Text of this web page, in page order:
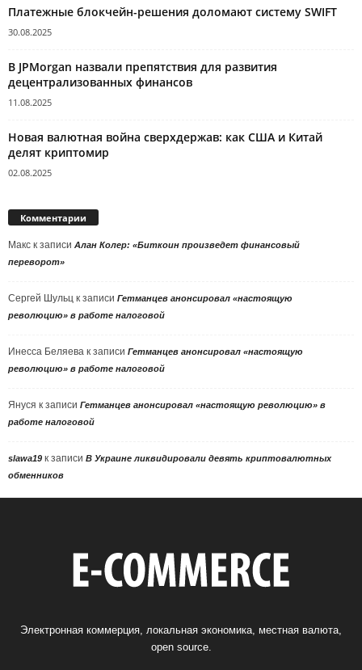
Платежные блокчейн-решения доломают систему SWIFT
30.08.2025
В JPMorgan назвали препятствия для развития
децентрализованных финансов
11.08.2025
Новая валютная война сверхдержав: как США и Китай
делят криптомир
02.08.2025
Комментарии
Макс к записи Алан Колер: «Биткоин произведет финансовый
переворот»
Сергей Шульц к записи Гетманцев анонсировал «настоящую
революцию» в работе налоговой
Инесса Беляева к записи Гетманцев анонсировал «настоящую
революцию» в работе налоговой
Януся к записи Гетманцев анонсировал «настоящую революцию» в
работе налоговой
slawa19 к записи В Украине ликвидировали девять криптовалютных
обменников
Электронная коммерция, локальная экономика, местная валюта,
open source.